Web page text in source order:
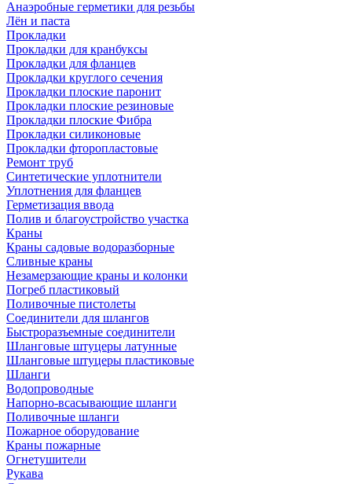
Анаэробные герметики для резьбы
Лён и паста
Прокладки
Прокладки для кранбуксы
Прокладки для фланцев
Прокладки круглого сечения
Прокладки плоские паронит
Прокладки плоские резиновые
Прокладки плоские Фибра
Прокладки силиконовые
Прокладки фторопластовые
Ремонт труб
Синтетические уплотнители
Уплотнения для фланцев
Герметизация ввода
Полив и благоустройство участка
Краны
Краны садовые водоразборные
Сливные краны
Незамерзающие краны и колонки
Погреб пластиковый
Поливочные пистолеты
Соединители для шлангов
Быстроразъемные соединители
Шланговые штуцеры латунные
Шланговые штуцеры пластиковые
Шланги
Водопроводные
Напорно-всасывающие шланги
Поливочные шланги
Пожарное оборудование
Краны пожарные
Огнетушители
Рукава